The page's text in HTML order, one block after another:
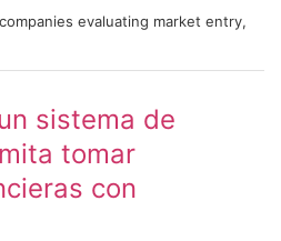
evaluating market entry,
sistema de
tomar
con